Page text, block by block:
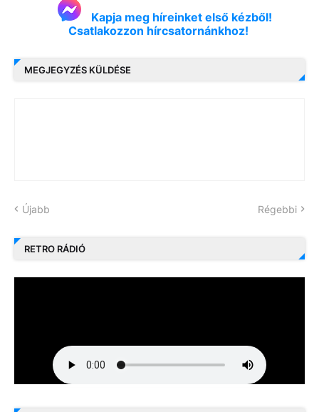
Kapja meg híreinket első kézből!
Csatlakozzon hírcsatornánkhoz!
MEGJEGYZÉS KÜLDÉSE
Újabb Régebbi
RETRO RÁDIÓ